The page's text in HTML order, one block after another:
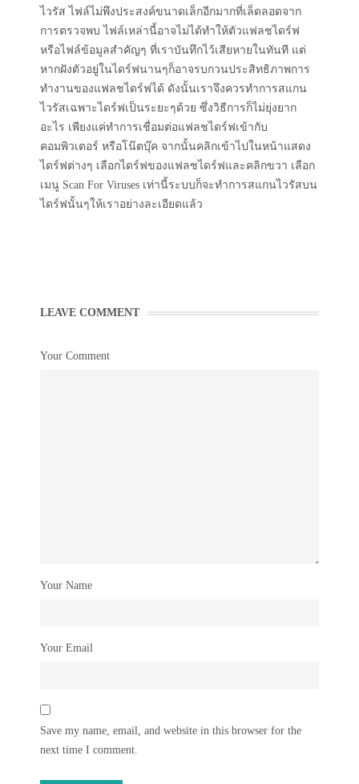
ไวรัส ไฟล์ไม่พึงประสงค์ขนาดเล็กอีกมากที่เล็ดลอดจาก
การตรวจพบ ไฟล์เหล่านี้อาจไม่ได้ทำให้ตัวแฟลชไดร์ฟ
หรือไฟล์ข้อมูลสำคัญๆ ที่เราบันทึกไว้เสียหายในทันที แต่
หากฝังตัวอยู่ในไดร์ฟนานๆก็อาจรบกวนประสิทธิภาพการ
ทำงานของแฟลชไดร์ฟได้ ดังนั้นเราจึงควรทำการสแกน
ไวรัสเฉพาะไดร์ฟเป็นระยะๆด้วย ซึ่งวิธีการก็ไม่ยุ่งยาก
อะไร เพียงแค่ทำการเชื่อมต่อแฟลชไดร์ฟเข้ากับ
คอมพิวเตอร์ หรือโน๊ตบุ๊ค จากนั้นคลิกเข้าไปในหน้าแสดง
ไดร์ฟต่างๆ เลือกไดร์ฟของแฟลชไดร์ฟและคลิกขวา เลือก
เมนู Scan For Viruses เท่านี้ระบบก็จะทำการสแกนไวรัสบน
ไดร์ฟนั้นๆให้เราอย่างละเอียดแล้ว
LEAVE COMMENT
Your Comment
Your Name
Your Email
Save my name, email, and website in this browser for the
next time I comment.